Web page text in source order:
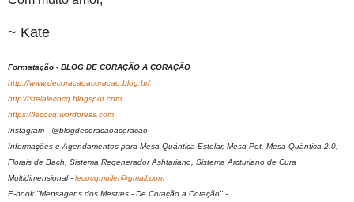
~ Kate
Formatação - BLOG DE CORAÇÃO A CORAÇÃO
http://www.decoracaoacoracao.blog.br/
http://stelalecocq.blogspot.com
https://lecocq.wordpress.com
Instagram - @blogdecoracaoacoracao
Informações e Agendamentos para Mesa Quântica Estelar, Mesa Pet, Mesa Quântica 2.0,
Florais de Bach, Sistema Regenerador Ashtariano, Sistema Arcturiano de Cura
Multidimensional - lecocqmuller@gmail.com
E-book "Mensagens dos Mestres - De Coração a Coração" -